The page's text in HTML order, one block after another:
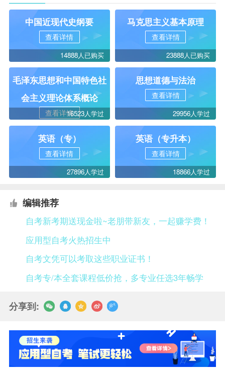
中国近现代史纲要
查看详情
14888人已购买
马克思主义基本原理
查看详情
23888人已购买
毛泽东思想和中国特色社
会主义理论体系概论
查看详情16523人学过
思想道德与法治
查看详情
29956人学过
英语（专）
查看详情
27896人学过
英语（专升本）
查看详情
18866人学过
编辑推荐
自考新考期送现金啦~老朋带新友，一起赚学费！
应用型自考火热招生中
自考文凭可以考取这些职业证书！
自考专/本全套课程低价抢，多专业任选3年畅学
分享到: